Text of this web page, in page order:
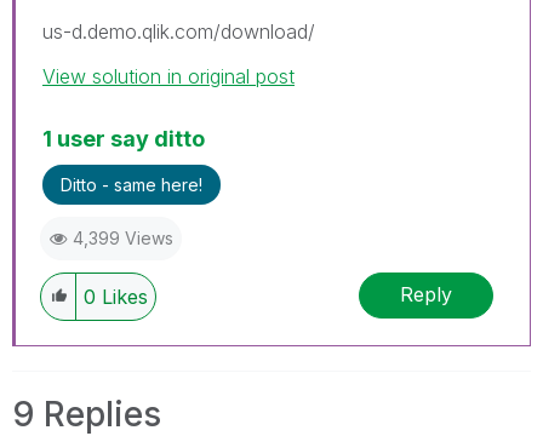
us-d.demo.qlik.com/download/
View solution in original post
1 user say ditto
Ditto - same here!
4,399 Views
0 Likes Reply
9 Replies